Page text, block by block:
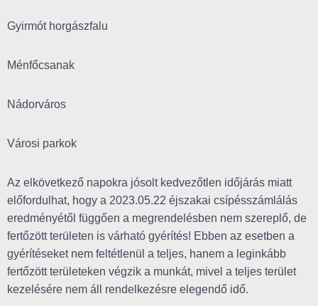
Gyirmót horgászfalu
Ménfőcsanak
Nádorváros
Városi parkok
Az elkövetkező napokra jósolt kedvezőtlen időjárás miatt
előfordulhat, hogy a 2023.05.22 éjszakai csípésszámlálás
eredményétől függően a megrendelésben nem szereplő, de
fertőzött területen is várható gyérítés! Ebben az esetben a
gyérítéseket nem feltétlenül a teljes, hanem a leginkább
fertőzött területeken végzik a munkát, mivel a teljes terület
kezelésére nem áll rendelkezésre elegendő idő.